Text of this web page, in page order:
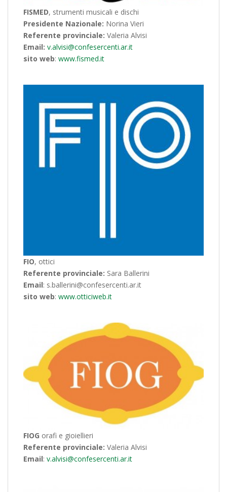
FISMED, strumenti musicali e dischi
Presidente Nazionale: Norina Vieri
Referente provinciale: Valeria Alvisi
Email: v.alvisi@confesercenti.ar.it
sito web: www.fismed.it
FIO, ottici
Referente provinciale: Sara Ballerini
Email: s.ballerini@confesercenti.ar.it
sito web: www.otticiweb.it
FIOG orafi e gioiellieri
Referente provinciale: Valeria Alvisi
Email: v.alvisi@confesercenti.ar.it